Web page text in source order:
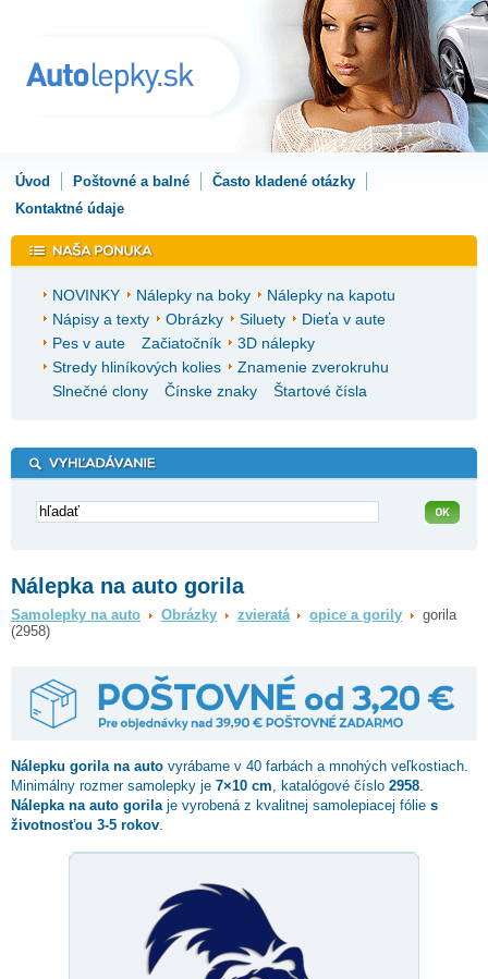
Úvod Poštovné a balné
Často kladené otázky
Kontaktné údaje
NOVINKY Nálepky na boky
Nálepky na kapotu
Nápisy a texty
Obrázky Siluety
Dieťa v aute
Pes v aute
Začiatočník
3D nálepky
Stredy hliníkových kolies
Znamenie zverokruhu
Slnečné clony
Čínske znaky Štartové čísla
Nálepka na auto gorila
Samolepky na auto Obrázky zvieratá opice a gorily
gorila
(2958)
Nálepku gorila na auto vyrábame v 40 farbách a mnohých veľkostiach.
Minimálny rozmer samolepky je 7×10 cm , katalógové číslo 2958
Nálepka na auto gorila je vyrobená z kvalitnej samolepiacej fólie s
životnosťou 3-5 rokov